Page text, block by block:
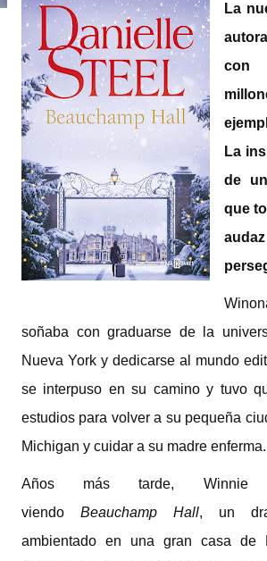
La
con
La
de
que
soñaba con graduarse de la
Nueva York y dedicarse al mundo
se interpuso en su camino y tuvo
estudios para volver a su pequeña
Michigan y cuidar a su madre enferma.
Años más tarde, Winnie
viendo Beauchamp Hall, un
ambientado en una gran casa de